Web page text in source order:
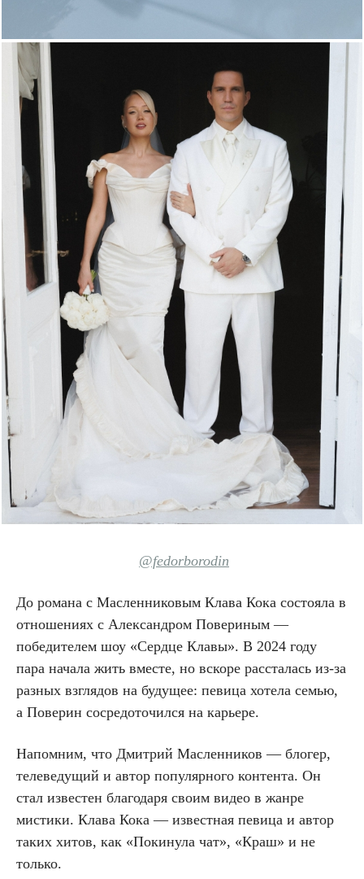
@fedorborodin
До романа с Масленниковым Клава Кока состояла в
отношениях с Александром Повериным —
победителем шоу «Сердце Клавы». В 2024 году
пара начала жить вместе, но вскоре рассталась из-за
разных взглядов на будущее: певица хотела семью,
а Поверин сосредоточился на карьере.
Напомним, что Дмитрий Масленников — блогер,
телеведущий и автор популярного контента. Он
стал известен благодаря своим видео в жанре
мистики. Клава Кока — известная певица и автор
таких хитов, как «Покинула чат», «Краш» и не
только.